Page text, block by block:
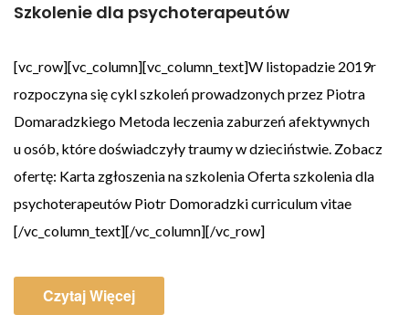
Szkolenie dla psychoterapeutów
[vc_row][vc_column][vc_column_text]W listopadzie 2019r
rozpoczyna się cykl szkoleń prowadzonych przez Piotra
Domaradzkiego Metoda leczenia zaburzeń afektywnych
u osób, które doświadczyły traumy w dzieciństwie. Zobacz
ofertę: Karta zgłoszenia na szkolenia Oferta szkolenia dla
psychoterapeutów Piotr Domoradzki curriculum vitae
[/vc_column_text][/vc_column][/vc_row]
Czytaj Więcej